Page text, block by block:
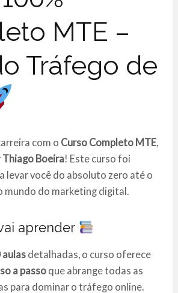
MTE –
Tráfego de
com o Curso Completo MTE,
Thiago Boeira! Este curso foi
levar você do absoluto zero até o
mundo do marketing digital.
aprender
aulas detalhadas, o curso oferece
a passo que abrange todas as
para dominar o tráfego online.